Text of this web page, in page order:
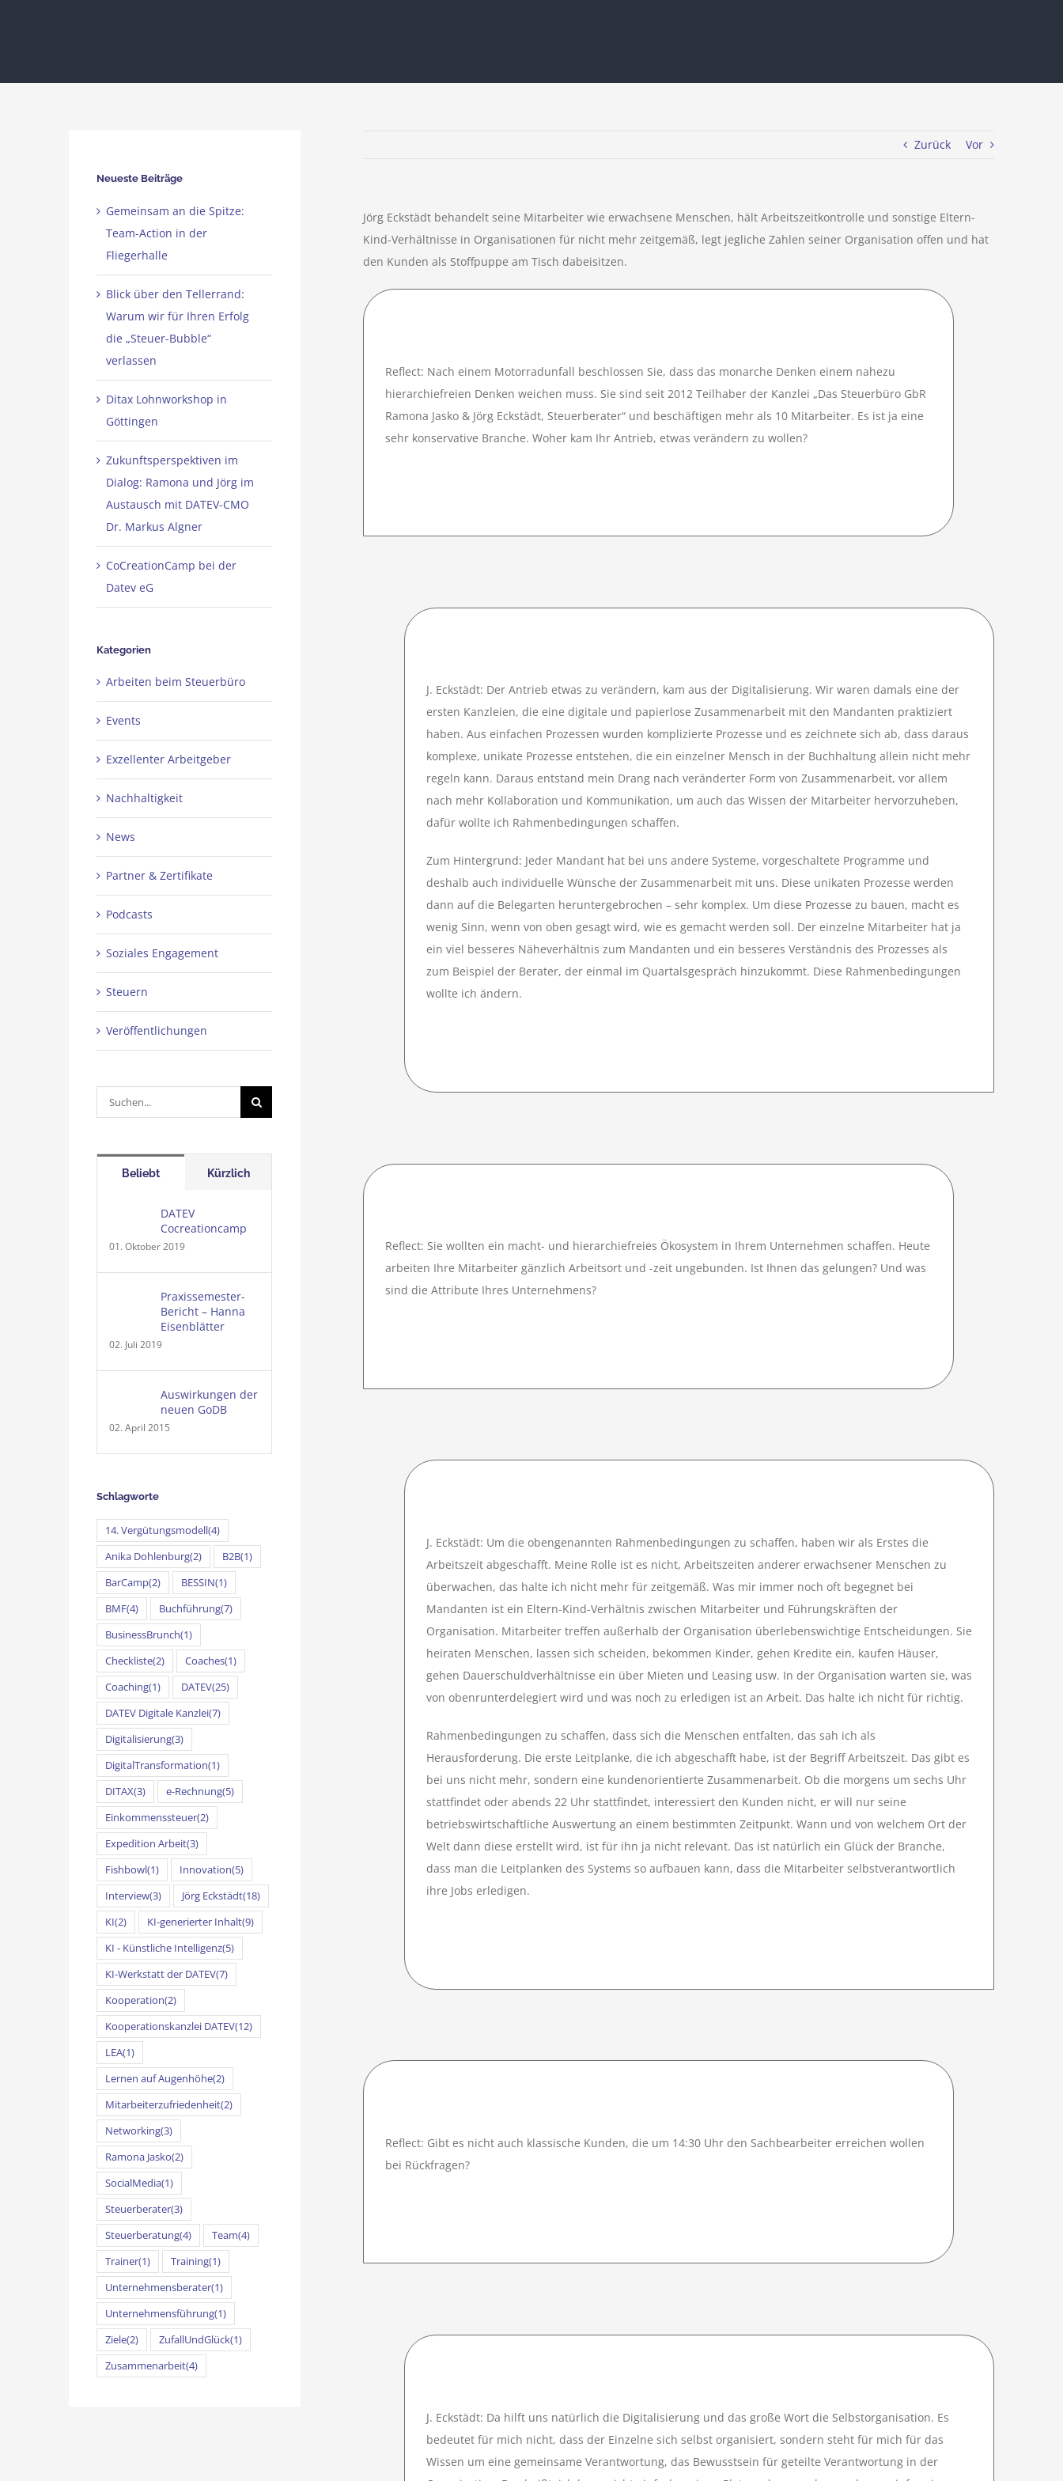
Zurück Vor
Jörg Eckstädt behandelt seine Mitarbeiter wie erwachsene Menschen, hält Arbeitszeitkontrolle und sonstige Eltern-
Kind-Verhältnisse in Organisationen für nicht mehr zeitgemäß, legt jegliche Zahlen seiner Organisation offen und hat
den Kunden als Stoffpuppe am Tisch dabeisitzen.
Reflect: Nach einem Motorradunfall beschlossen Sie, dass das monarche Denken einem nahezu
hierarchiefreien Denken weichen muss. Sie sind seit 2012 Teilhaber der Kanzlei „Das Steuerbüro GbR
Ramona Jasko & Jörg Eckstädt, Steuerberater“ und beschäftigen mehr als 10 Mitarbeiter. Es ist ja eine
sehr konservative Branche. Woher kam Ihr Antrieb, etwas verändern zu wollen?
J. Eckstädt: Der Antrieb etwas zu verändern, kam aus der Digitalisierung. Wir waren damals eine der
ersten Kanzleien, die eine digitale und papierlose Zusammenarbeit mit den Mandanten praktiziert
haben. Aus einfachen Prozessen wurden komplizierte Prozesse und es zeichnete sich ab, dass daraus
komplexe, unikate Prozesse entstehen, die ein einzelner Mensch in der Buchhaltung allein nicht mehr
regeln kann. Daraus entstand mein Drang nach veränderter Form von Zusammenarbeit, vor allem
nach mehr Kollaboration und Kommunikation, um auch das Wissen der Mitarbeiter hervorzuheben,
dafür wollte ich Rahmenbedingungen schaffen.
Zum Hintergrund: Jeder Mandant hat bei uns andere Systeme, vorgeschaltete Programme und
deshalb auch individuelle Wünsche der Zusammenarbeit mit uns. Diese unikaten Prozesse werden
dann auf die Belegarten heruntergebrochen – sehr komplex. Um diese Prozesse zu bauen, macht es
wenig Sinn, wenn von oben gesagt wird, wie es gemacht werden soll. Der einzelne Mitarbeiter hat ja
ein viel besseres Näheverhältnis zum Mandanten und ein besseres Verständnis des Prozesses als
zum Beispiel der Berater, der einmal im Quartalsgespräch hinzukommt. Diese Rahmenbedingungen
wollte ich ändern.
Reflect: Sie wollten ein macht- und hierarchiefreies Ökosystem in Ihrem Unternehmen schaffen. Heute
arbeiten Ihre Mitarbeiter gänzlich Arbeitsort und -zeit ungebunden. Ist Ihnen das gelungen? Und was
sind die Attribute Ihres Unternehmens?
J. Eckstädt: Um die obengenannten Rahmenbedingungen zu schaffen, haben wir als Erstes die
Arbeitszeit abgeschafft. Meine Rolle ist es nicht, Arbeitszeiten anderer erwachsener Menschen zu
überwachen, das halte ich nicht mehr für zeitgemäß. Was mir immer noch oft begegnet bei
Mandanten ist ein Eltern-Kind-Verhältnis zwischen Mitarbeiter und Führungskräften der
Organisation. Mitarbeiter treffen außerhalb der Organisation überlebenswichtige Entscheidungen. Sie
heiraten Menschen, lassen sich scheiden, bekommen Kinder, gehen Kredite ein, kaufen Häuser,
gehen Dauerschuldverhältnisse ein über Mieten und Leasing usw. In der Organisation warten sie, was
von obenrunterdelegiert wird und was noch zu erledigen ist an Arbeit. Das halte ich nicht für richtig.
Rahmenbedingungen zu schaffen, dass sich die Menschen entfalten, das sah ich als
Herausforderung. Die erste Leitplanke, die ich abgeschafft habe, ist der Begriff Arbeitszeit. Das gibt es
bei uns nicht mehr, sondern eine kundenorientierte Zusammenarbeit. Ob die morgens um sechs Uhr
stattfindet oder abends 22 Uhr stattfindet, interessiert den Kunden nicht, er will nur seine
betriebswirtschaftliche Auswertung an einem bestimmten Zeitpunkt. Wann und von welchem Ort der
Welt dann diese erstellt wird, ist für ihn ja nicht relevant. Das ist natürlich ein Glück der Branche,
dass man die Leitplanken des Systems so aufbauen kann, dass die Mitarbeiter selbstverantwortlich
ihre Jobs erledigen.
Reflect: Gibt es nicht auch klassische Kunden, die um 14:30 Uhr den Sachbearbeiter erreichen wollen
bei Rückfragen?
J. Eckstädt: Da hilft uns natürlich die Digitalisierung und das große Wort die Selbstorganisation. Es
bedeutet für mich nicht, dass der Einzelne sich selbst organisiert, sondern steht für mich für das
Wissen um eine gemeinsame Verantwortung, das Bewusstsein für geteilte Verantwortung in der
Neueste Beiträge
Gemeinsam an die Spitze:
Team-Action in der
Fliegerhalle
Blick über den Tellerrand:
Warum wir für Ihren Erfolg
die „Steuer-Bubble“
verlassen
Ditax Lohnworkshop in
Göttingen
Zukunftsperspektiven im
Dialog: Ramona und Jörg im
Austausch mit DATEV-CMO
Dr. Markus Algner
CoCreationCamp bei der
Datev eG
Kategorien
Arbeiten beim Steuerbüro
Events
Exzellenter Arbeitgeber
Nachhaltigkeit
News
Partner & Zertifikate
Podcasts
Soziales Engagement
Steuern
Veröffentlichungen
Suche
nach:
Beliebt Kürzlich
DATEV
Cocreationcamp
01. Oktober 2019
Praxissemester-
Bericht – Hanna
Eisenblätter
02. Juli 2019
Auswirkungen der
neuen GoDB
02. April 2015
Schlagworte
14. Vergütungsmodell(4)
Anika Dohlenburg(2) B2B(1)
BarCamp(2) BESSIN(1)
BMF(4) Buchführung(7)
BusinessBrunch(1)
Checkliste(2) Coaches(1)
Coaching(1) DATEV(25)
DATEV Digitale Kanzlei(7)
Digitalisierung(3)
DigitalTransformation(1)
DITAX(3) e-Rechnung(5)
Einkommenssteuer(2)
Expedition Arbeit(3)
Fishbowl(1) Innovation(5)
Interview(3) Jörg Eckstädt(18)
KI(2) KI-generierter Inhalt(9)
KI - Künstliche Intelligenz(5)
KI-Werkstatt der DATEV(7)
Kooperation(2)
Kooperationskanzlei DATEV(12)
LEA(1)
Lernen auf Augenhöhe(2)
Mitarbeiterzufriedenheit(2)
Networking(3)
Ramona Jasko(2)
SocialMedia(1)
Steuerberater(3)
Steuerberatung(4) Team(4)
Trainer(1) Training(1)
Unternehmensberater(1)
Unternehmensführung(1)
Ziele(2) ZufallUndGlück(1)
Zusammenarbeit(4)